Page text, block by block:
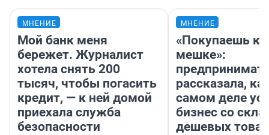
МНЕНИЕ
Мой банк меня
бережет. Журналист
хотела снять 200
тысяч, чтобы погасить
кредит, — к ней домой
приехала служба
безопасности
МНЕНИЕ
«Покупаешь
мешке»:
рассказала,
самом деле
бизнес со
дешевых